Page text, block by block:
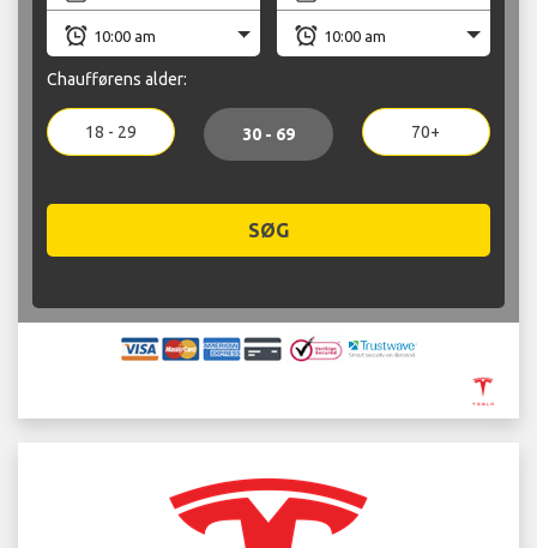
Chaufførens alder:
18 - 29 30 - 69 70+
SØG